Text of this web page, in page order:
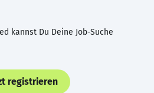
kannst Du Deine Job-Suche
registrieren